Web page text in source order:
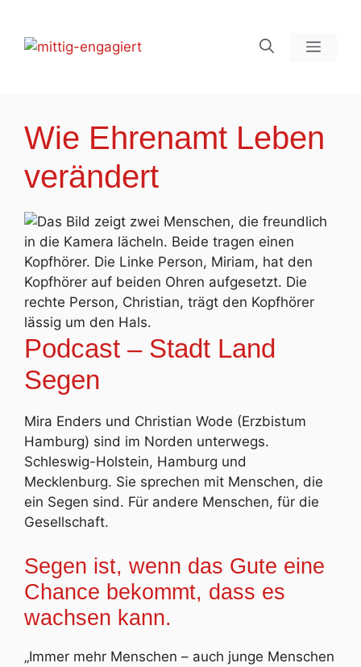
springen
Menü
Wie Ehrenamt Leben
verändert
Podcast – Stadt Land
Segen
Mira Enders und Christian Wode (Erzbistum
Hamburg) sind im Norden unterwegs.
Schleswig-Holstein, Hamburg und
Mecklenburg. Sie sprechen mit Menschen, die
ein Segen sind. Für andere Menschen, für die
Gesellschaft.
Segen ist, wenn das Gute eine
Chance bekommt, dass es
wachsen kann.
„Immer mehr Menschen – auch junge Menschen